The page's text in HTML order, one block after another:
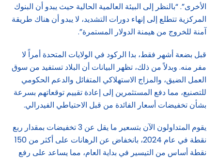
الأخرى”. “بالنظر إلى البيئة العالمية الحالية حيث يبدو أن البنوك
المركزية تتطلع إلى إنهاء دورات التشديد، لا يبدو أن هناك طريقة
آمنة للخروج من هيمنة الدولار المستمرة”.
قبل بضعة أشهر فقط، بدا الركود في الولايات المتحدة أمراً لا
مفر منه. وبدلاً من ذلك، تظهر البيانات أن البلاد تستفيد من سوق
العمل الضيق، والمزاج الاستهلاكي المتفائل والدعم الحكومي
للتصنيع، مما دفع المستثمرين إلى إعادة تقييم توقعاتهم بسرعة
بشأن تخفيضات أسعار الفائدة من قبل الاحتياطي الفيدرالي.
يقوم المتداولون الآن بتسعير ما يقل عن 3 تخفيضات بمقدار ربع
نقطة في عام 2024، بانخفاض عن الرهانات على أكثر من 150
نقطة أساس من التيسير في بداية العام، مما يساعد على رفع